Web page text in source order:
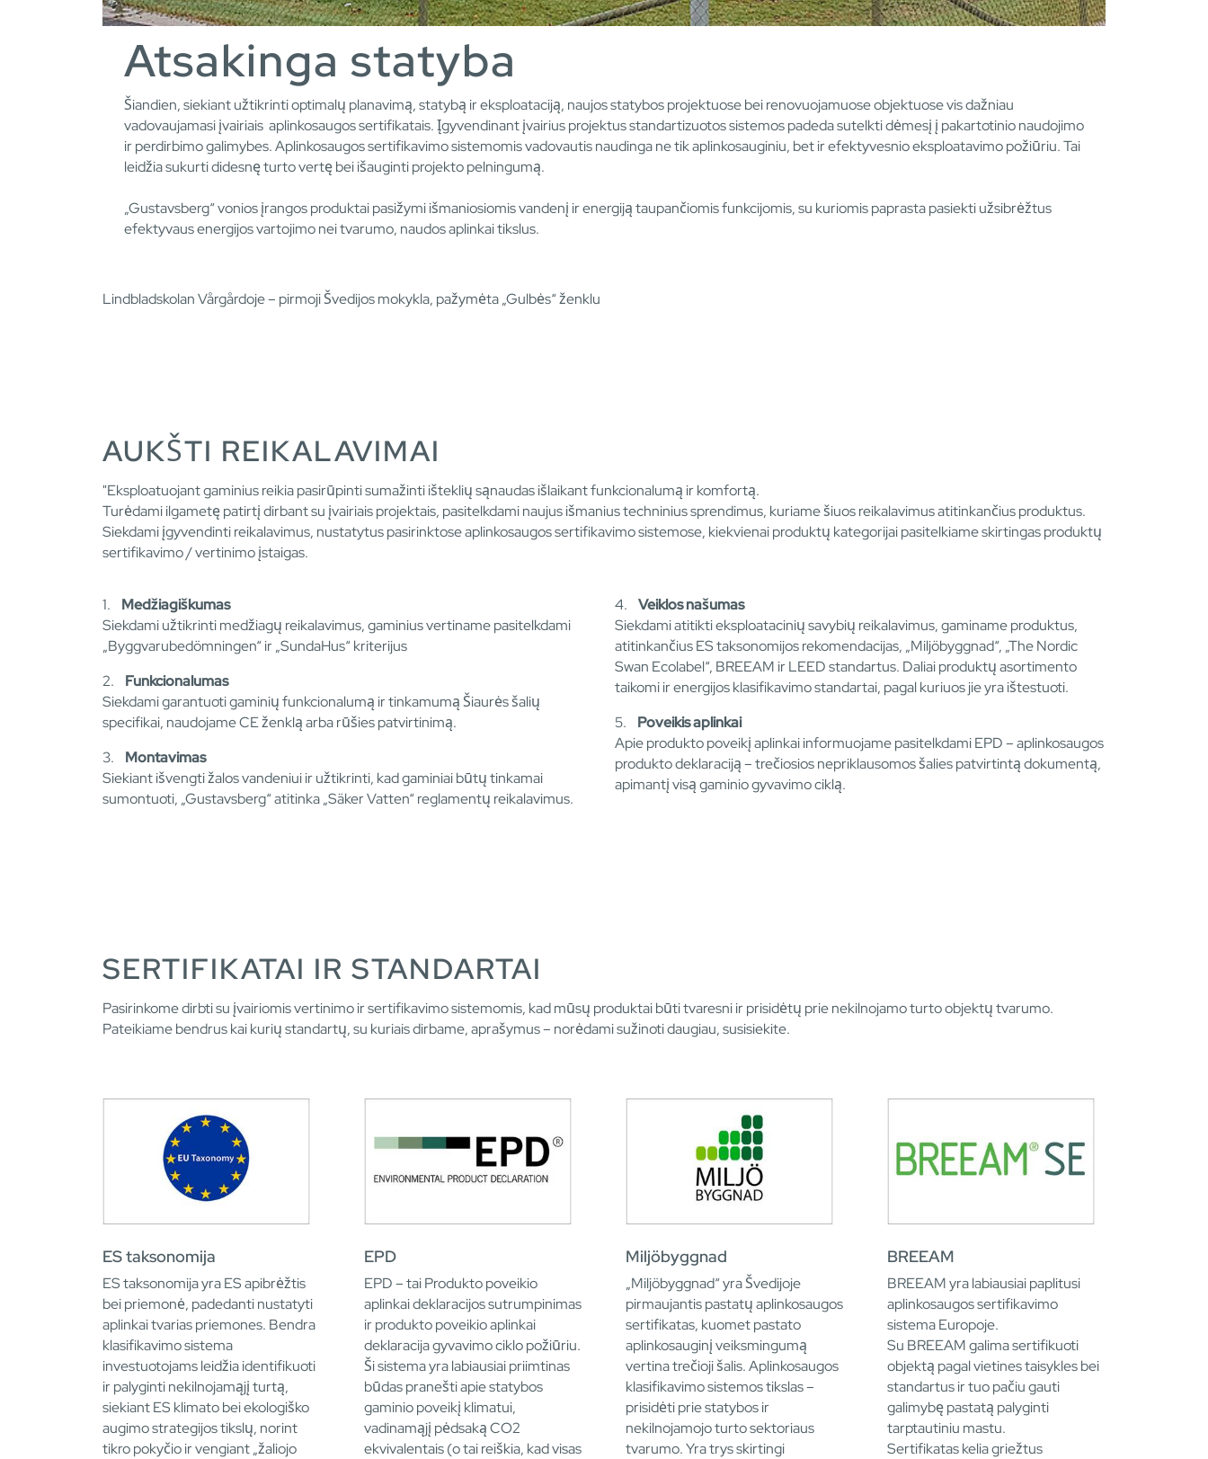
Atsakinga statyba
Šiandien, siekiant užtikrinti optimalų planavimą, statybą ir eksploataciją, naujos statybos projektuose bei renovuojamuose objektuose vis dažniau
vadovaujamasi įvairiais aplinkosaugos sertifikatais. Įgyvendinant įvairius projektus standartizuotos sistemos padeda sutelkti dėmesį į pakartotinio naudojimo
ir perdirbimo galimybes. Aplinkosaugos sertifikavimo sistemomis vadovautis naudinga ne tik aplinkosauginiu, bet ir efektyvesnio eksploatavimo požiūriu. Tai
leidžia sukurti didesnę turto vertę bei išauginti projekto pelningumą.
„Gustavsberg“ vonios įrangos produktai pasižymi išmaniosiomis vandenį ir energiją taupančiomis funkcijomis, su kuriomis paprasta pasiekti užsibrėžtus
efektyvaus energijos vartojimo nei tvarumo, naudos aplinkai tikslus.
Lindbladskolan Vårgårdoje – pirmoji Švedijos mokykla, pažymėta „Gulbės“ ženklu
AUKŠTI REIKALAVIMAI
"Eksploatuojant gaminius reikia pasirūpinti sumažinti išteklių sąnaudas išlaikant funkcionalumą ir komfortą.
Turėdami ilgametę patirtį dirbant su įvairiais projektais, pasitelkdami naujus išmanius techninius sprendimus, kuriame šiuos reikalavimus atitinkančius produktus.
Siekdami įgyvendinti reikalavimus, nustatytus pasirinktose aplinkosaugos sertifikavimo sistemose, kiekvienai produktų kategorijai pasitelkiame skirtingas produktų
sertifikavimo / vertinimo įstaigas.
1.
Medžiagiškumas
Siekdami užtikrinti medžiagų reikalavimus, gaminius vertiname pasitelkdami
„Byggvarubedömningen“ ir „SundaHus“ kriterijus
2. Funkcionalumas
Siekdami garantuoti gaminių funkcionalumą ir tinkamumą Šiaurės šalių
specifikai, naudojame CE ženklą arba rūšies patvirtinimą.
3. Montavimas
Siekiant išvengti žalos vandeniui ir užtikrinti, kad gaminiai būtų tinkamai
sumontuoti, „Gustavsberg“ atitinka „Säker Vatten“ reglamentų reikalavimus.
4. Veiklos našumas
Siekdami atitikti eksploatacinių savybių reikalavimus, gaminame produktus,
atitinkančius ES taksonomijos rekomendacijas, „Miljöbyggnad“, „The Nordic
Swan Ecolabel“, BREEAM ir LEED standartus. Daliai produktų asortimento
taikomi ir energijos klasifikavimo standartai, pagal kuriuos jie yra ištestuoti.
5. Poveikis aplinkai
Apie produkto poveikį aplinkai informuojame pasitelkdami EPD – aplinkosaugos
produkto deklaraciją – trečiosios nepriklausomos šalies patvirtintą dokumentą,
apimantį visą gaminio gyvavimo ciklą.
SERTIFIKATAI IR STANDARTAI
Pasirinkome dirbti su įvairiomis vertinimo ir sertifikavimo sistemomis, kad mūsų produktai būti tvaresni ir prisidėtų prie nekilnojamo turto objektų tvarumo.
Pateikiame bendrus kai kurių standartų, su kuriais dirbame, aprašymus – norėdami sužinoti daugiau, susisiekite.
ES taksonomija
ES taksonomija yra ES apibrėžtis
bei priemonė, padedanti nustatyti
aplinkai tvarias priemones. Bendra
klasifikavimo sistema
investuotojams leidžia identifikuoti
ir palyginti nekilnojamąjį turtą,
siekiant ES klimato bei ekologiško
augimo strategijos tikslų, norint
tikro pokyčio ir vengiant „žaliojo
EPD
EPD – tai Produkto poveikio
aplinkai deklaracijos sutrumpinimas
ir produkto poveikio aplinkai
deklaracija gyvavimo ciklo požiūriu.
Ši sistema yra labiausiai priimtinas
būdas pranešti apie statybos
gaminio poveikį klimatui,
vadinamąjį pėdsaką CO2
ekvivalentais (o tai reiškia, kad visas
Miljöbyggnad
„Miljöbyggnad“ yra Švedijoje
pirmaujantis pastatų aplinkosaugos
sertifikatas, kuomet pastato
aplinkosauginį veiksmingumą
vertina trečioji šalis. Aplinkosaugos
klasifikavimo sistemos tikslas –
prisidėti prie statybos ir
nekilnojamojo turto sektoriaus
tvarumo. Yra trys skirtingi
BREEAM
BREEAM yra labiausiai paplitusi
aplinkosaugos sertifikavimo
sistema Europoje.
Su BREEAM galima sertifikuoti
objektą pagal vietines taisykles bei
standartus ir tuo pačiu gauti
galimybę pastatą palyginti
tarptautiniu mastu.
Sertifikatas kelia griežtus